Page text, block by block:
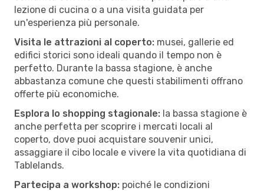
lezione di cucina o a una visita guidata per
un'esperienza più personale.
Visita le attrazioni al coperto: musei, gallerie ed
edifici storici sono ideali quando il tempo non è
perfetto. Durante la bassa stagione, è anche
abbastanza comune che questi stabilimenti offrano
offerte più economiche.
Esplora lo shopping stagionale: la bassa stagione è
anche perfetta per scoprire i mercati locali al
coperto, dove puoi acquistare souvenir unici,
assaggiare il cibo locale e vivere la vita quotidiana di
Tablelands.
Partecipa a workshop: poiché le condizioni